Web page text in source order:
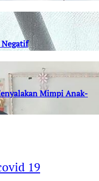
Mimpi Anak-
19